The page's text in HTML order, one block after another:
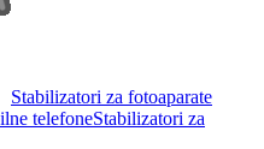
Stabilizatori za fotoaparate
Stabilizatori za